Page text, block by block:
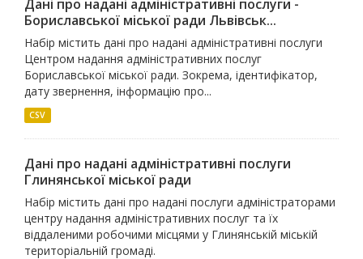
Дані про надані адміністративні послуги -
Бориславської міської ради Львівськ...
Набір містить дані про надані адміністративні послуги
Центром надання адміністративних послуг
Бориславської міської ради. Зокрема, ідентифікатор,
дату звернення, інформацію про...
CSV
Дані про надані адміністративні послуги
Глинянської міської ради
Набір містить дані про надані послуги адміністраторами
центру надання адміністративних послуг та їх
віддаленими робочими місцями у Глинянській міській
територіальній громаді.